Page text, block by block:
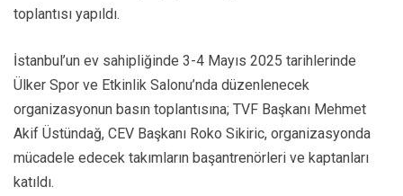
toplantısı yapıldı.
İstanbul’un ev sahipliğinde 3-4 Mayıs 2025 tarihlerinde
Ülker Spor ve Etkinlik Salonu’nda düzenlenecek
organizasyonun basın toplantısına; TVF Başkanı Mehmet
Akif Üstündağ, CEV Başkanı Roko Sikiric, organizasyonda
mücadele edecek takımların başantrenörleri ve kaptanları
katıldı.